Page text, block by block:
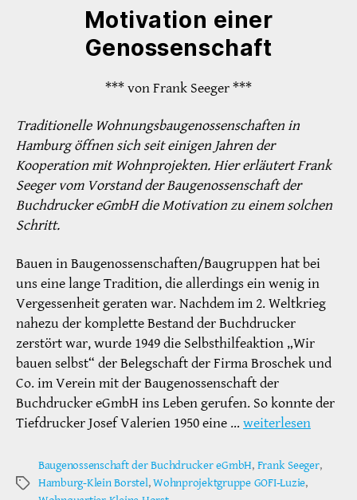
Motivation einer
Genossenschaft
*** von Frank Seeger ***
Traditionelle Wohnungsbaugenossenschaften in
Hamburg öffnen sich seit einigen Jahren der
Kooperation mit Wohnprojekten. Hier erläutert Frank
Seeger vom Vorstand der Baugenossenschaft der
Buchdrucker eGmbH die Motivation zu einem solchen
Schritt.
Bauen in Baugenossenschaften/Baugruppen hat bei
uns eine lange Tradition, die allerdings ein wenig in
Vergessenheit geraten war. Nachdem im 2. Weltkrieg
nahezu der komplette Bestand der Buchdrucker
zerstört war, wurde 1949 die Selbsthilfeaktion „Wir
bauen selbst“ der Belegschaft der Firma Broschek und
Co. im Verein mit der Baugenossenschaft der
Buchdrucker eGmbH ins Leben gerufen. So konnte der
Tiefdrucker Josef Valerien 1950 eine … weiterlesen
Schlagwörter
Baugenossenschaft der Buchdrucker eGmbH, Frank Seeger,
Hamburg-Klein Borstel,Wohnprojektgruppe GOFI-Luzie,